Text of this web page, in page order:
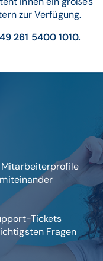
zur Verfügung.
261 5400 1010.
Mitarbeiterprofile
Tickets
Fragen